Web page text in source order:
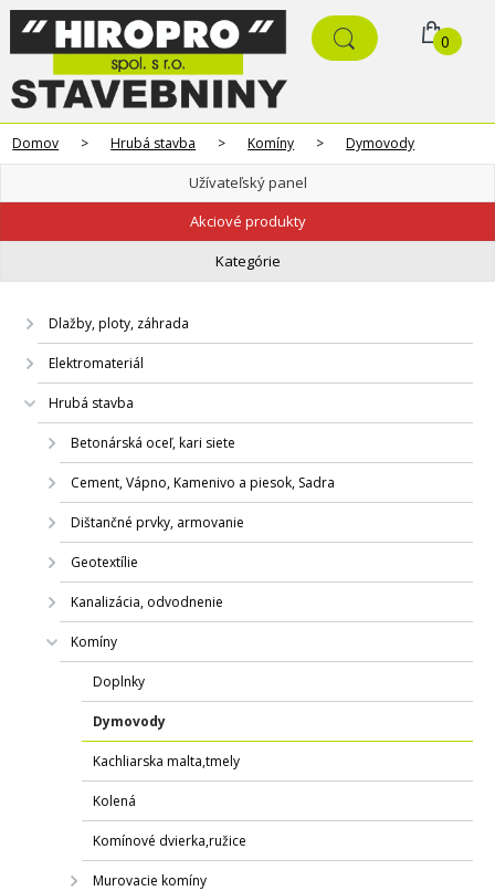
0
Domov > Hrubá stavba > Komíny > Dymovody
Užívateľský panel
Akciové produkty
Kategórie
Dlažby, ploty, záhrada
Elektromateriál
Hrubá stavba
Betonárská oceľ, kari siete
Cement, Vápno, Kamenivo a piesok, Sadra
Dištančné prvky, armovanie
Geotextílie
Kanalizácia, odvodnenie
Komíny
Doplnky
Dymovody
Kachliarska malta,tmely
Kolená
Komínové dvierka,ružice
Murovacie komíny